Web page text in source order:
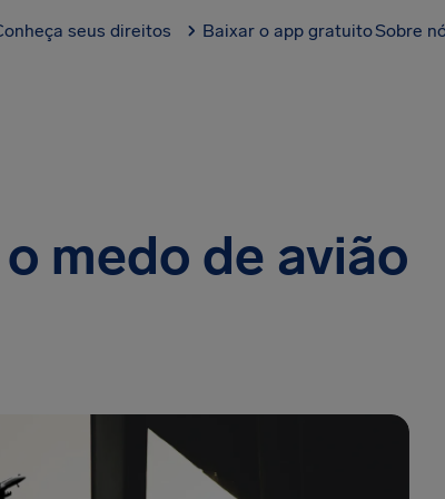
seus direitos Baixar o app gratuitoSobre
medo de avião